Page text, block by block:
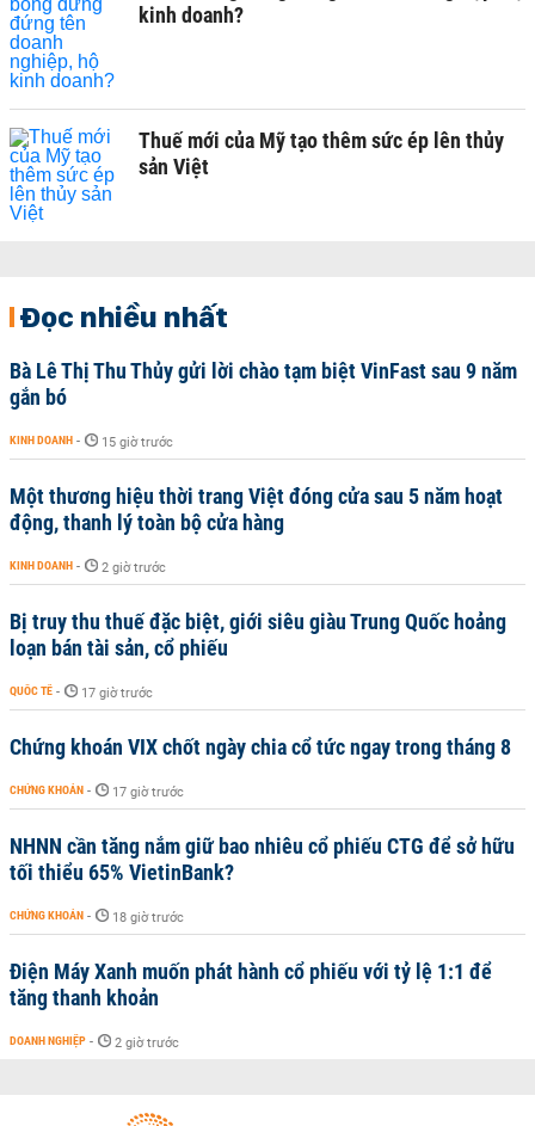
kinh doanh?
Thuế mới của Mỹ tạo thêm sức ép lên thủy
sản Việt
Đọc nhiều nhất
Bà Lê Thị Thu Thủy gửi lời chào tạm biệt VinFast sau 9 năm
gắn bó
KINH DOANH - 15 giờ trước
Một thương hiệu thời trang Việt đóng cửa sau 5 năm hoạt
động, thanh lý toàn bộ cửa hàng
KINH DOANH - 2 giờ trước
Bị truy thu thuế đặc biệt, giới siêu giàu Trung Quốc hoảng
loạn bán tài sản, cổ phiếu
QUỐC TẾ - 17 giờ trước
Chứng khoán VIX chốt ngày chia cổ tức ngay trong tháng 8
CHỨNG KHOÁN - 17 giờ trước
NHNN cần tăng nắm giữ bao nhiêu cổ phiếu CTG để sở hữu
tối thiểu 65% VietinBank?
CHỨNG KHOÁN - 18 giờ trước
Điện Máy Xanh muốn phát hành cổ phiếu với tỷ lệ 1:1 để
tăng thanh khoản
DOANH NGHIỆP - 2 giờ trước